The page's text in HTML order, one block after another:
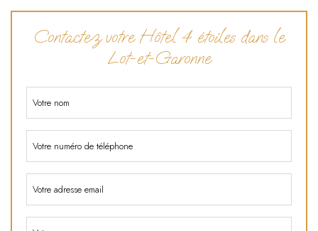
Contactez votre Hôtel 4 étoiles dans le
Lot-et-Garonne